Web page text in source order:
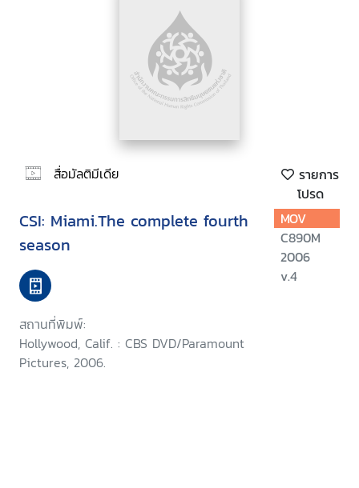
สื่อมัลติมีเดีย
รายการ
โปรด
CSI: Miami.The complete fourth
season
สถานที่พิมพ์:
Hollywood, Calif. : CBS DVD/Paramount
Pictures, 2006.
MOV
C890M
2006
v.4